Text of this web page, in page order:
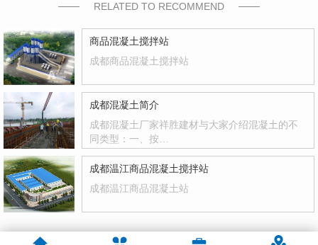
RELATED TO RECOMMEND
商品混凝土搅拌站
成都商品混凝土搅拌站
成都混凝土简介
成都混凝土厂家祥胜建材与大家介绍混凝土的不
同类型：一、按…
成都温江商品混凝土搅拌站
成都温江商品混凝土站